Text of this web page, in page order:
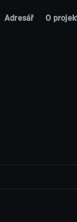
Adresář O